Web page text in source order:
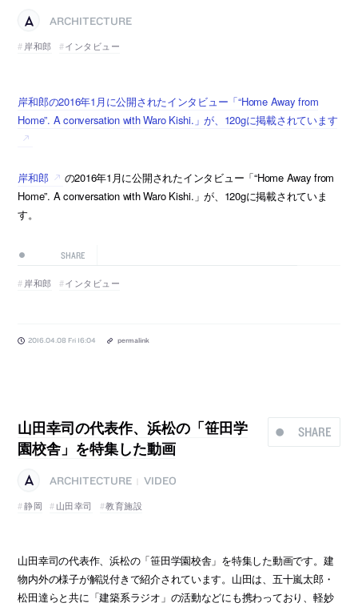
ARCHITECTURE
岸和郎
インタビュー
岸和郎の2016年1月に公開されたインタビュー「“Home Away from
Home”. A conversation with Waro Kishi.」が、120gに掲載されています
岸和郎
の2016年1月に公開されたインタビュー「“Home Away from
Home”. A conversation with Waro Kishi.」が、120gに掲載されていま
す。
SHARE
岸和郎 インタビュー
2016.04.08 Fri 16:04 permalink
SHARE
山田幸司の代表作、浜松の「笹田学
園校舎」を特集した動画
ARCHITECTURE
VIDEO
静岡
山田幸司 教育施設
山田幸司の代表作、浜松の「笹田学園校舎」を特集した動画です。建
物内外の様子が解説付きで紹介されています。山田は、五十嵐太郎・
松田達らと共に「建築系ラジオ」の活動などにも携わっており、軽妙